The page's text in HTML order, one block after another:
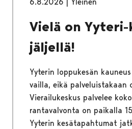
6.8.2026 Yleinen
Vielä on Yyteri-
jäljellä!
Yyterin loppukesän
vailla, eikä palveluistakaan
Vierailukeskus palvelee
rantavalvonta on paikalla
Yyterin kesätapahtumat